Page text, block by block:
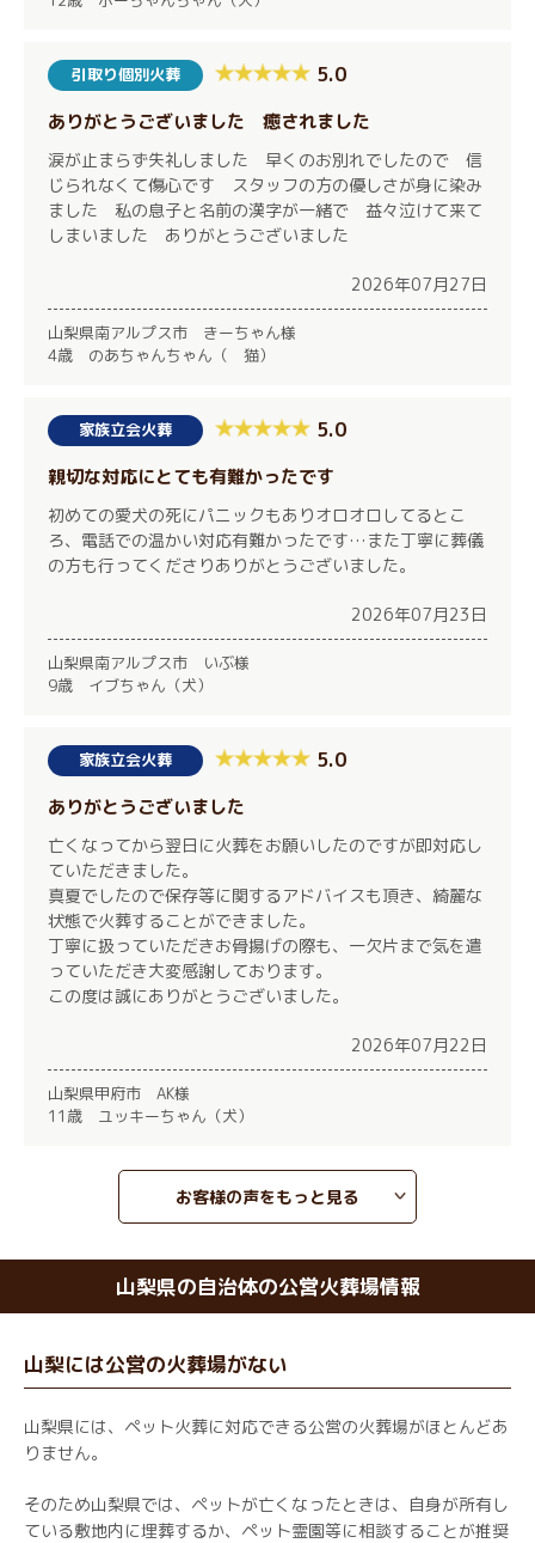
引取り個別火葬 5.0
ありがとうございました 癒されました
涙が止まらず失礼しました 早くのお別れでしたので 信
じられなくて傷心です スタッフの方の優しさが身に染み
ました 私の息子と名前の漢字が一緒で 益々泣けて来て
しまいました ありがとうございました
2026年07月27日
山梨県南アルプス市 きーちゃん様
4歳 のあちゃんちゃん（ 猫）
家族立会火葬 5.0
親切な対応にとても有難かったです
初めての愛犬の死にパニックもありオロオロしてるとこ
ろ、電話での温かい対応有難かったです…また丁寧に葬儀
の方も行ってくださりありがとうございました。
2026年07月23日
山梨県南アルプス市 いぶ様
9歳 イブちゃん（犬）
家族立会火葬 5.0
ありがとうございました
亡くなってから翌日に火葬をお願いしたのですが即対応し
ていただきました。
真夏でしたので保存等に関するアドバイスも頂き、綺麗な
状態で火葬することができました。
丁寧に扱っていただきお骨揚げの際も、一欠片まで気を遣
っていただき大変感謝しております。
この度は誠にありがとうございました。
2026年07月22日
山梨県甲府市 AK様
11歳 ユッキーちゃん（犬）
お客様の声をもっと見る
山梨県の自治体の公営火葬場情報
山梨には公営の火葬場がない
山梨県には、ペット火葬に対応できる公営の火葬場がほとんどあ
りません。
そのため山梨県では、ペットが亡くなったときは、自身が所有し
ている敷地内に埋葬するか、ペット霊園等に相談することが推奨